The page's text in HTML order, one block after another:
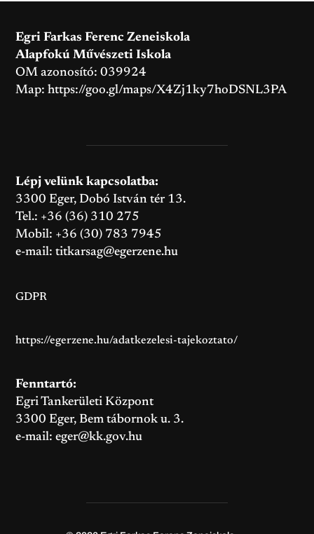
Egri Farkas Ferenc Zeneiskola
Alapfokú Művészeti Iskola
OM azonosító: 039924
Map:https://goo.gl/maps/X4Zj1ky7hoDSNL3PA
Lépj velünk kapcsolatba:
3300 Eger, Dobó István tér 13.
Tel.: +36 (36) 310 275
Mobil: +36 (30) 783 7945
e-mail:titkarsag@egerzene.hu
GDPR
https://egerzene.hu/adatkezelesi-tajekoztato/
Fenntartó:
Egri Tankerületi Központ
3300 Eger, Bem tábornok u. 3.
e-mail:eger@kk.gov.hu